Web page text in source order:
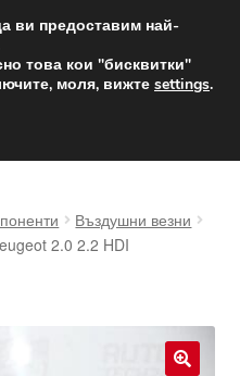
12 лв.
свят
Въздушни везни
2.0 2.2 HDI
ви предоставим най-
това кои "бисквитки"
моля, вижте settings.